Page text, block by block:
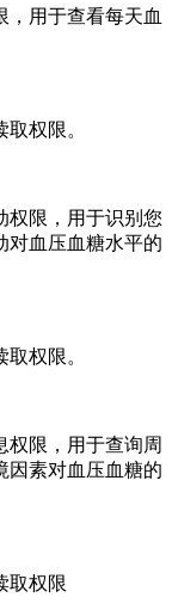
，用于查看每天血
权限。
权限，用于识别您
对血压血糖水平的
权限。
权限，用于查询周
因素对血压血糖的
取权限